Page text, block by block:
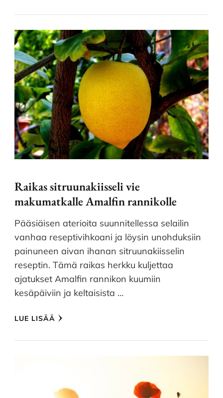
Raikas sitruunakiisseli vie
makumatkalle Amalfin rannikolle
Pääsiäisen aterioita suunnitellessa selailin
vanhaa reseptivihkoani ja löysin unohduksiin
painuneen aivan ihanan sitruunakiisselin
reseptin. Tämä raikas herkku kuljettaa
ajatukset Amalfin rannikon kuumiin
kesäpäiviin ja keltaisista …
LUE LISÄÄ